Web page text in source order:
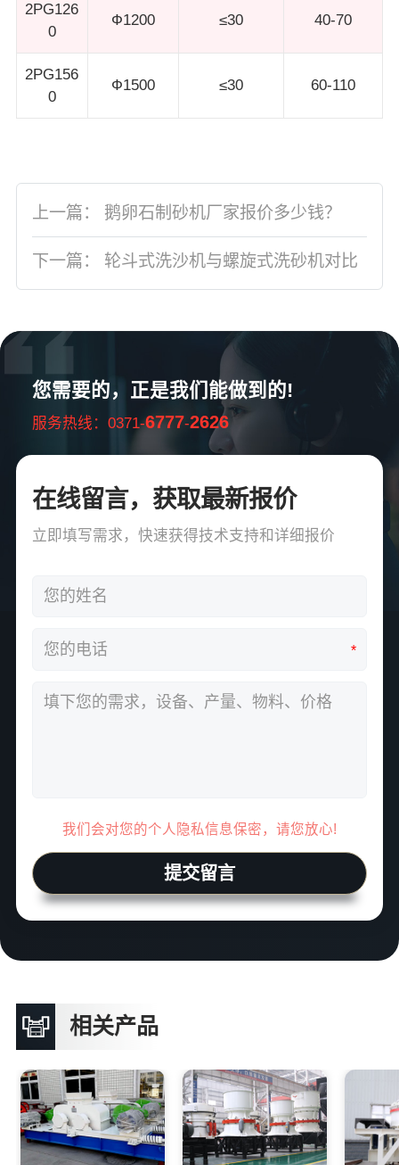
2PG126
0
Ф1200 ≤30 40-70
2PG156
0
Ф1500 ≤30 60-110
上一篇： 鹅卵石制砂机厂家报价多少钱？
下一篇： 轮斗式洗沙机与螺旋式洗砂机对比
您需要的，正是我们能做到的!
服务热线：0371-6777-2626
在线留言，获取最新报价
立即填写需求，快速获得技术支持和详细报价
*
我们会对您的个人隐私信息保密，请您放心!
提交留言
相关产品